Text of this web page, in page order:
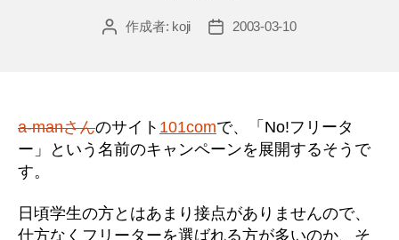
投
作成者: koji
投
2003-03-10
a-manさんのサイト 101comで、「No!フリータ
ー」という名前のキャンペーンを展開するそうで
す。
日頃学生の方とはあまり接点がありませんので、
仕方なくフリーターを選ばれる方が多いのか、そ